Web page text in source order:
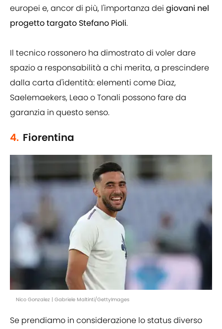
europei e, ancor di più, l'importanza dei giovani nel
progetto targato Stefano Pioli.
Il tecnico rossonero ha dimostrato di voler dare
spazio a responsabilità a chi merita, a prescindere
dalla carta d'identità: elementi come Diaz,
Saelemaekers, Leao o Tonali possono fare da
garanzia in questo senso.
4. Fiorentina
Nico Gonzalez | Gabriele Maltinti/GettyImages
Se prendiamo in considerazione lo status diverso